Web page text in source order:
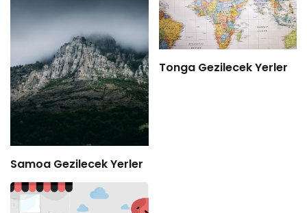
Samoa Gezilecek Yerler
Tonga Gezilecek Yerler